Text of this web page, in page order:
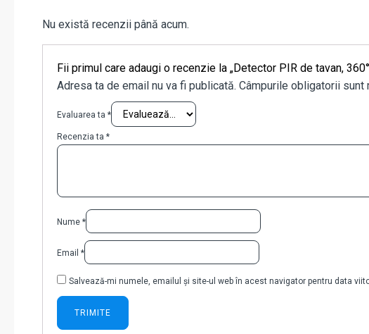
Nu există recenzii până acum.
Fii primul care adaugi o recenzie la „Detector PIR de tavan,
Adresa ta de email nu va fi publicată. Câmpurile obligatorii sunt
Evaluarea ta *
Recenzia ta *
Nume *
Email *
Salvează-mi numele, emailul și site-ul web în acest navigator pentru data